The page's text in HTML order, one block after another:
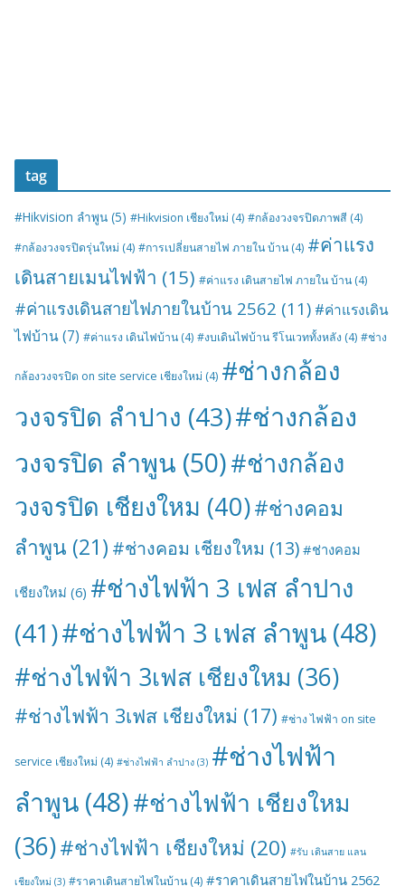
tag
#Hikvision ลำพูน (5) #Hikvision เชียงใหม่ (4) #กล้องวงจรปิดภาพสี (4)
#กล้องวงจรปิดรุ่นใหม่ (4) #การเปลี่ยนสายไฟ ภายใน บ้าน (4) #ค่าแรง
เดินสายเมนไฟฟ้า (15) #ค่าแรง เดินสายไฟ ภายใน บ้าน (4)
#ค่าแรงเดินสายไฟภายในบ้าน 2562 (11) #ค่าแรงเดิน
ไฟบ้าน(7) #ค่าแรง เดินไฟบ้าน (4) #งบเดินไฟบ้าน รีโนเวททั้งหลัง (4) #ช่าง
กล้องวงจรปิด on site service เชียงใหม่ (4) #ช่างกล้อง
วงจรปิด ลำปาง (43)#ช่างกล้อง
วงจรปิด ลำพูน (50)#ช่างกล้อง
วงจรปิด เชียงใหม (40)#ช่างคอม
ลำพูน (21) #ช่างคอม เชียงใหม (13) #ช่างคอม
เชียงใหม่ (6) #ช่างไฟฟ้า 3 เฟส ลำปาง
(41)#ช่างไฟฟ้า 3 เฟส ลำพูน (48)
#ช่างไฟฟ้า 3เฟส เชียงใหม (36)
#ช่างไฟฟ้า 3เฟส เชียงใหม่ (17) #ช่าง ไฟฟ้า on site
service เชียงใหม่ (4) #ช่างไฟฟ้า ลำปาง (3) #ช่างไฟฟ้า
ลำพูน (48)#ช่างไฟฟ้า เชียงใหม
(36)#ช่างไฟฟ้า เชียงใหม่ (20) #รับ เดินสาย แลน
เชียงใหม่ (3) #ราคาเดินสายไฟในบ้าน (4) #ราคาเดินสายไฟในบ้าน 2562